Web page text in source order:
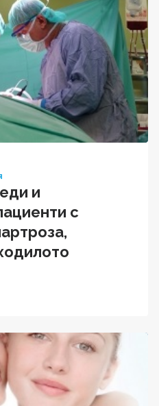
и
с